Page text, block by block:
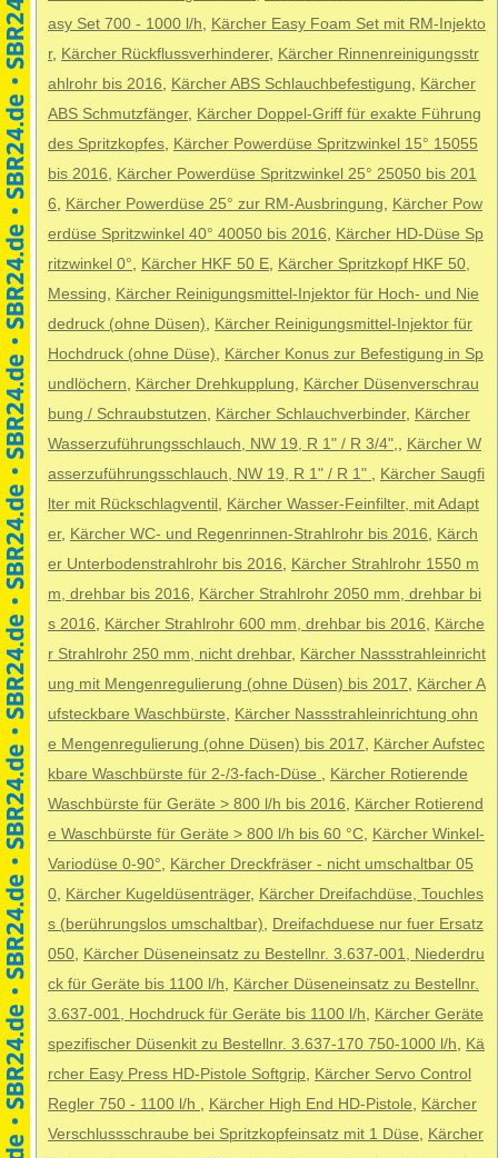
asy Set 700 - 1000 l/h, Kärcher Easy Foam Set mit RM-Injekto
r, Kärcher Rückflussverhinderer, Kärcher Rinnenreinigungsstr
ahlrohr bis 2016, Kärcher ABS Schlauchbefestigung, Kärcher
ABS Schmutzfänger, Kärcher Doppel-Griff für exakte Führung
des Spritzkopfes, Kärcher Powerdüse Spritzwinkel 15° 15055
bis 2016, Kärcher Powerdüse Spritzwinkel 25° 25050 bis 201
6, Kärcher Powerdüse 25° zur RM-Ausbringung, Kärcher Pow
erdüse Spritzwinkel 40° 40050 bis 2016, Kärcher HD-Düse Sp
ritzwinkel 0°, Kärcher HKF 50 E, Kärcher Spritzkopf HKF 50,
Messing, Kärcher Reinigungsmittel-Injektor für Hoch- und Nie
dedruck (ohne Düsen), Kärcher Reinigungsmittel-Injektor für
Hochdruck (ohne Düse), Kärcher Konus zur Befestigung in Sp
undlöchern, Kärcher Drehkupplung, Kärcher Düsenverschrau
bung / Schraubstutzen, Kärcher Schlauchverbinder, Kärcher
Wasserzuführungsschlauch, NW 19, R 1" / R 3/4",, Kärcher W
asserzuführungsschlauch, NW 19, R 1" / R 1" , Kärcher Saugfi
lter mit Rückschlagventil , Kärcher Wasser-Feinfilter, mit Adapt
er, Kärcher WC- und Regenrinnen-Strahlrohr bis 2016, Kärch
er Unterbodenstrahlrohr bis 2016, Kärcher Strahlrohr 1550 m
m, drehbar bis 2016, Kärcher Strahlrohr 2050 mm, drehbar bi
s 2016, Kärcher Strahlrohr 600 mm, drehbar bis 2016, Kärche
r Strahlrohr 250 mm, nicht drehbar, Kärcher Nassstrahleinricht
ung mit Mengenregulierung (ohne Düsen) bis 2017, Kärcher A
ufsteckbare Waschbürste, Kärcher Nassstrahleinrichtung ohn
e Mengenregulierung (ohne Düsen) bis 2017, Kärcher Aufstec
kbare Waschbürste für 2-/3-fach-Düse , Kärcher Rotierende
Waschbürste für Geräte > 800 l/h bis 2016, Kärcher Rotierend
e Waschbürste für Geräte > 800 l/h bis 60 °C, Kärcher Winkel-
Variodüse 0-90°, Kärcher Dreckfräser - nicht umschaltbar 05
0, Kärcher Kugeldüsenträger, Kärcher Dreifachdüse, Touchles
s (berührungslos umschaltbar), Dreifachduese nur fuer Ersatz
050, Kärcher Düseneinsatz zu Bestellnr. 3.637-001, Niederdru
ck für Geräte bis 1100 l/h, Kärcher Düseneinsatz zu Bestellnr.
3.637-001, Hochdruck für Geräte bis 1100 l/h, Kärcher Geräte
spezifischer Düsenkit zu Bestellnr. 3.637-170 750-1000 l/h, Kä
rcher Easy Press HD-Pistole Softgrip, Kärcher Servo Control
Regler 750 - 1100 l/h , Kärcher High End HD-Pistole, Kärcher
Verschlussschraube bei Spritzkopfeinsatz mit 1 Düse, Kärcher